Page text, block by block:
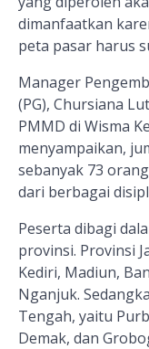
dimanfaatkan
peta pasar harus
Manager
(PG), Chursiana
PMMD di Wisma
menyampaikan,
sebanyak 73
dari berbagai
Peserta dibagi
provinsi. Provinsi
Kediri, Madiun,
Nganjuk.
Tengah, yaitu
Demak, dan